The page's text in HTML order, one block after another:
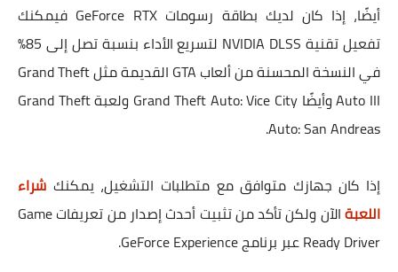
أيضًا، إذا كان لديك بطاقة رسومات GeForce RTX فيمكنك
تفعيل تقنية NVIDIA DLSS لتسريع الأداء بنسبة تصل إلى 85%
في النسخة المحسنة من ألعاب GTA القديمة مثل Grand Theft
Auto III وأيضًا Grand Theft Auto: Vice City ولعبة Grand Theft
Auto: San Andreas.
إذا كان جهازك متوافق مع متطلبات التشغيل، يمكنك شراء
اللعبة
الآن ولكن تأكد من تثبيت أحدث إصدار من تعريفات Game
Ready Driver عبر برنامج GeForce Experience.